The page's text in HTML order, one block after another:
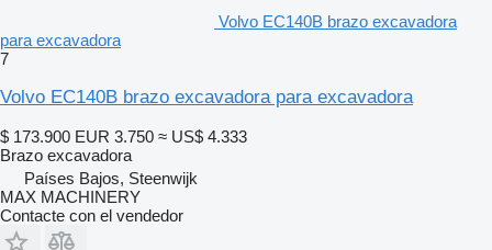
Volvo EC140B brazo excavadora
para excavadora
7
Volvo EC140B brazo excavadora para excavadora
$ 173.900 EUR 3.750 ≈ US$ 4.333
Brazo excavadora
Países Bajos, Steenwijk
MAX MACHINERY
Contacte con el vendedor